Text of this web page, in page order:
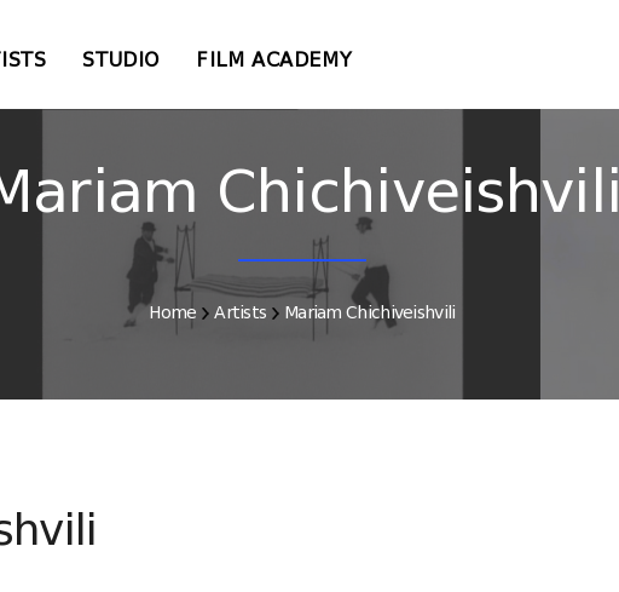
STUDIO FILM ACADEMY
Chichiveishvili
Home Artists Mariam Chichiveishvili